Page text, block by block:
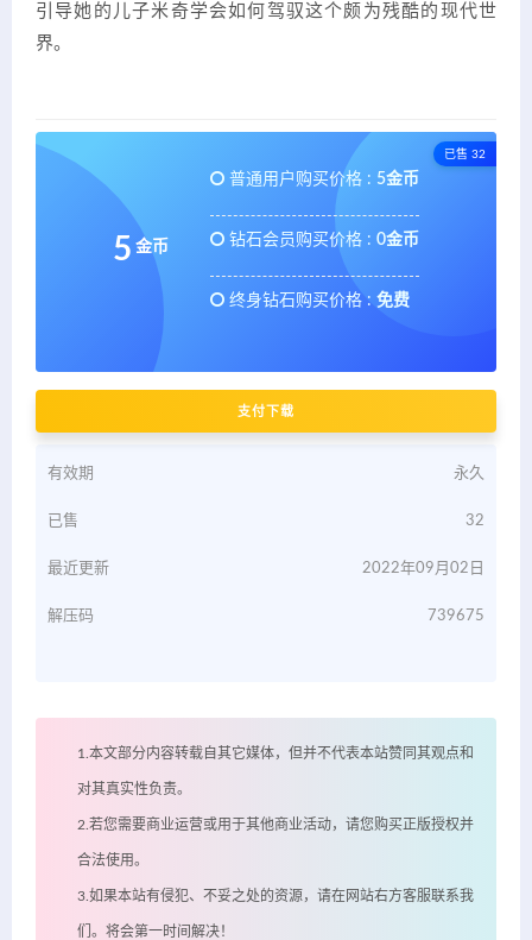
引导她的儿子米奇学会如何驾驭这个颇为残酷的现代世
界。
已售 32
5 金币
普通用户购买价格 : 5金币
钻石会员购买价格 : 0金币
终身钻石购买价格 : 免费
支付下载
有效期 永久
已售 32
最近更新 2022年09月02日
解压码 739675
1.本文部分内容转载自其它媒体，但并不代表本站赞同其观点和
对其真实性负责。
2.若您需要商业运营或用于其他商业活动，请您购买正版授权并
合法使用。
3.如果本站有侵犯、不妥之处的资源，请在网站右方客服联系我
们。将会第一时间解决！